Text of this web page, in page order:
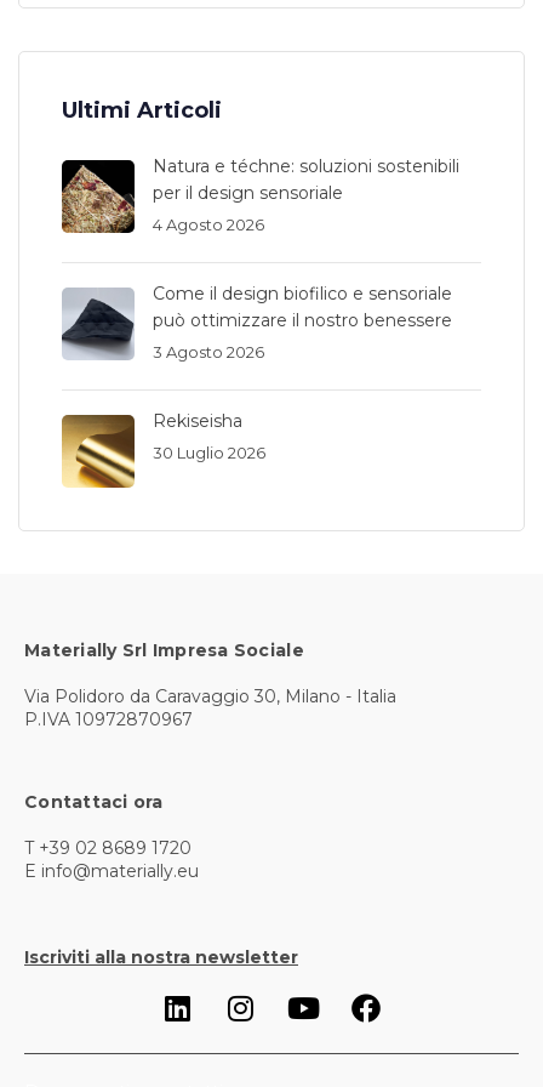
Ultimi Articoli
Natura e téchne: soluzioni sostenibili
per il design sensoriale
4 Agosto 2026
Come il design biofilico e sensoriale
può ottimizzare il nostro benessere
3 Agosto 2026
Rekiseisha
30 Luglio 2026
Materially Srl Impresa Sociale
Via Polidoro da Caravaggio 30, Milano - Italia
P.IVA 10972870967
Contattaci ora
T +39 02 8689 1720
E info@materially.eu
Iscriviti alla nostra newsletter